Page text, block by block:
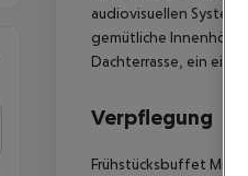
audiovisuellen
gemütliche
Dachterrasse, ein
Verpflegung
Frühstücksbuffet